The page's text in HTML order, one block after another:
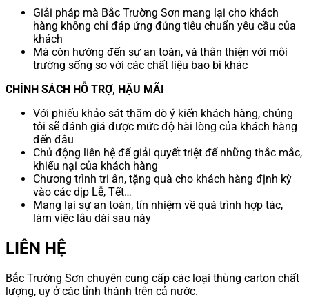
Giải pháp mà Bắc Trường Sơn mang lại cho khách
hàng không chỉ đáp ứng đúng tiêu chuẩn yêu cầu của
khách
Mà còn hướng đến sự an toàn, và thân thiện với môi
trường sống so với các chất liệu bao bì khác
CHÍNH SÁCH HỖ TRỢ, HẬU MÃI
Với phiếu khảo sát thăm dò ý kiến khách hàng, chúng
tôi sẽ đánh giá được mức độ hài lòng của khách hàng
đến đâu
Chủ động liên hệ để giải quyết triệt để những thắc mắc,
khiếu nại của khách hàng
Chương trình tri ân, tặng quà cho khách hàng định kỳ
vào các dịp Lễ, Tết…
Mang lại sự an toàn, tín nhiệm về quá trình hợp tác,
làm việc lâu dài sau này
LIÊN HỆ
Bắc Trường Sơn chuyên cung cấp các loại thùng carton chất
lượng, uy ở các tỉnh thành trên cả nước.